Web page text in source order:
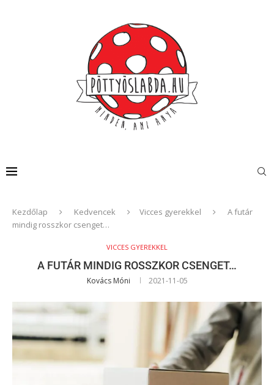
Kezdőlap Kedvencek Vicces gyerekkel
A futár
mindig rosszkor csenget…
VICCES GYEREKKEL
A FUTÁR MINDIG ROSSZKOR CSENGET…
Kovács Móni 2021-11-05